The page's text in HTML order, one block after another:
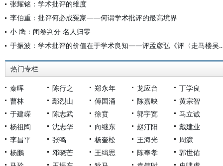
张耀铭：学术批评的维度
李伯重：批评何必成冤家——何谓学术批评的最高境界
小 鹰：闭卷判分 名人归零
于振波：学术批评的价值在于学术
热门专栏
秦晖 陈行之 郑永年 龙应台
丁学良
曹林
鄢烈山 傅国涌 陈嘉映
黄宗智
于建嵘
陈志武 徐贲 郭宇宽
马立诚
杨祖陶
沈志华 向继东 赵汀阳
戴建业
李昌平
张鸣 杨奎松 王海光
周濂
杨鹏
邓晓芒 王缉思 陈奉孝
郭世佑